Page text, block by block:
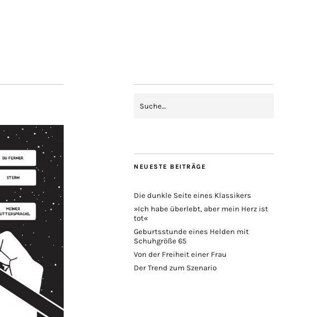
NEUESTE BEITRÄGE
Die dunkle Seite eines Klassikers
»Ich habe überlebt, aber mein Herz ist
tot«
Geburtsstunde eines Helden mit
Schuhgröße 65
Von der Freiheit einer Frau
Der Trend zum Szenario